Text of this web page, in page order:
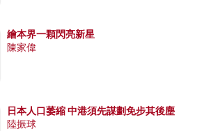
繪本界一顆閃亮新星
陳家偉
日本人口萎縮 中港須先謀劃免步其後塵
陸振球